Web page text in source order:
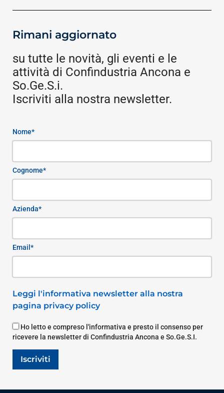
Rimani aggiornato
su tutte le novità, gli eventi e le
attività di Confindustria Ancona e
So.Ge.S.i.
Iscriviti alla nostra newsletter.
Nome*
Cognome*
Azienda*
Email*
Leggi l'informativa newsletter alla nostra
pagina privacy policy
Ho letto e compreso l'informativa e presto il consenso per
ricevere la newsletter di Confindustria Ancona e So.Ge.S.I.
Iscriviti